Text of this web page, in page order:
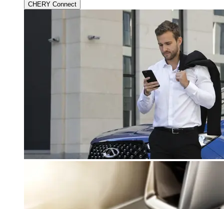
CHERY Connect